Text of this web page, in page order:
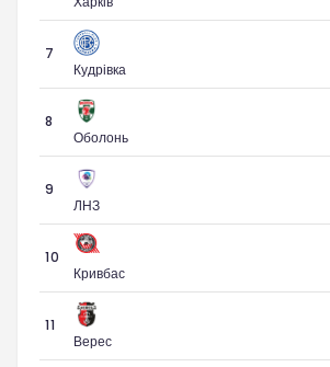
7
Кудрівка
8
Оболонь
9
ЛНЗ
10
Кривбас
11
Верес